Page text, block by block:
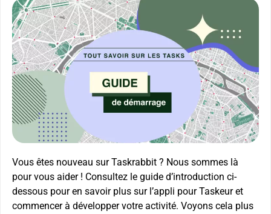
Vous êtes nouveau sur Taskrabbit ? Nous sommes là
pour vous aider ! Consultez le guide d’introduction ci-
dessous pour en savoir plus sur l’appli pour Taskeur et
commencer à développer votre activité. Voyons cela plus